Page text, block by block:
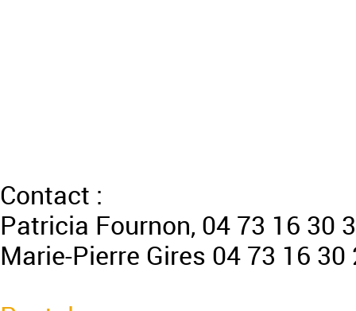
Contact :
Patricia Fournon, 04 73 16 30
Marie-Pierre Gires 04 73 16